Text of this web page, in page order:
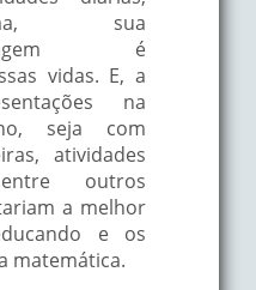
sua
é
vidas. E, a
na
seja com
atividades
entre outros
a melhor
e os
matemática.